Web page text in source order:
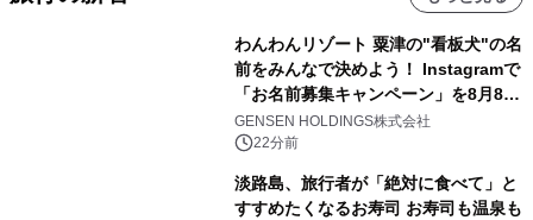
わんわんリゾート 粟津の"看板犬"の名
前をみんなで決めよう！ Instagramで
「お名前募集キャンペーン」を8月8日
(土)より開催
GENSEN HOLDINGS株式会社
22分前
淡路島、旅行者が「絶対に食べて」と
すすめたくなるお寿司 お寿司も温泉も